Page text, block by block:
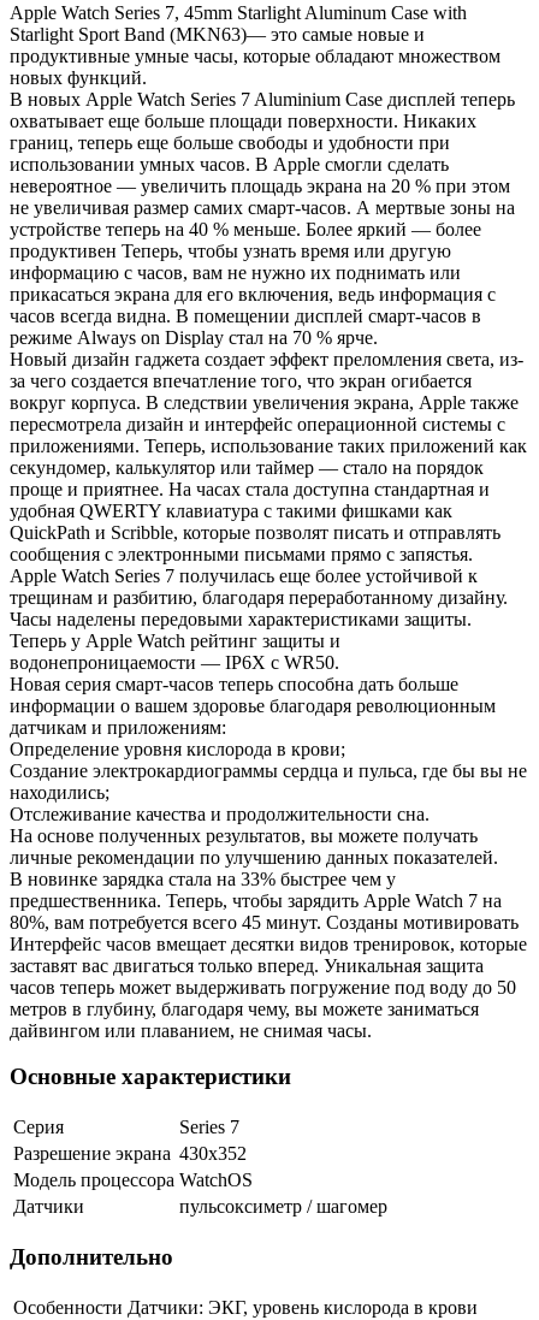
Apple Watch Series 7, 45mm Starlight Aluminum Case with
Starlight Sport Band (MKN63)— это самые новые и
продуктивные умные часы, которые обладают множеством
новых функций.
В новых Apple Watch Series 7 Aluminium Case дисплей теперь
охватывает еще больше площади поверхности. Никаких
границ, теперь еще больше свободы и удобности при
использовании умных часов. В Apple смогли сделать
невероятное — увеличить площадь экрана на 20 % при этом
не увеличивая размер самих смарт-часов. А мертвые зоны на
устройстве теперь на 40 % меньше. Более яркий — более
продуктивен Теперь, чтобы узнать время или другую
информацию с часов, вам не нужно их поднимать или
прикасаться экрана для его включения, ведь информация с
часов всегда видна. В помещении дисплей смарт-часов в
режиме Always on Display стал на 70 % ярче.
Новый дизайн гаджета создает эффект преломления света, из-
за чего создается впечатление того, что экран огибается
вокруг корпуса. В следствии увеличения экрана, Apple также
пересмотрела дизайн и интерфейс операционной системы с
приложениями. Теперь, использование таких приложений как
секундомер, калькулятор или таймер — стало на порядок
проще и приятнее. На часах стала доступна стандартная и
удобная QWERTY клавиатура с такими фишками как
QuickPath и Scribble, которые позволят писать и отправлять
сообщения с электронными письмами прямо с запястья.
Apple Watch Series 7 получилась еще более устойчивой к
трещинам и разбитию, благодаря переработанному дизайну.
Часы наделены передовыми характеристиками защиты.
Теперь у Apple Watch рейтинг защиты и
водонепроницаемости — IP6X с WR50.
Новая серия смарт-часов теперь способна дать больше
информации о вашем здоровье благодаря революционным
датчикам и приложениям:
Определение уровня кислорода в крови;
Создание электрокардиограммы сердца и пульса, где бы вы не
находились;
Отслеживание качества и продолжительности сна.
На основе полученных результатов, вы можете получать
личные рекомендации по улучшению данных показателей.
В новинке зарядка стала на 33% быстрее чем у
предшественника. Теперь, чтобы зарядить Apple Watch 7 на
80%, вам потребуется всего 45 минут. Созданы мотивировать
Интерфейс часов вмещает десятки видов тренировок, которые
заставят вас двигаться только вперед. Уникальная защита
часов теперь может выдерживать погружение под воду до 50
метров в глубину, благодаря чему, вы можете заниматься
дайвингом или плаванием, не снимая часы.
Основные характеристики
Серия
Series 7
Разрешение экрана 430x352
Модель процессора WatchOS
Датчики
пульсоксиметр / шагомер
Дополнительно
Особенности Датчики: ЭКГ, уровень кислорода в крови